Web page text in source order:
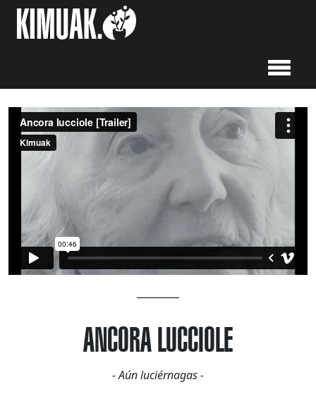
ANCORA LUCCIOLE
- Aún luciérnagas -